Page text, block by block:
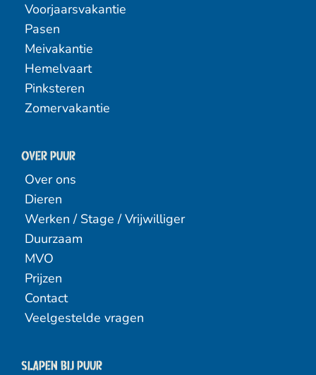
Voorjaarsvakantie
Pasen
Meivakantie
Hemelvaart
Pinksteren
Zomervakantie
Over PUUR
Over ons
Dieren
Werken / Stage / Vrijwilliger
Duurzaam
MVO
Prijzen
Contact
Veelgestelde vragen
Slapen bij puur